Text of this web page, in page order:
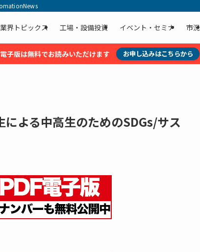
業界トピックス 工場・設備投資 イベント・セミナ 市況
子版は無料でお読みいただけます お申し込みはこちらから
よる中高生のためのSDGs/サス